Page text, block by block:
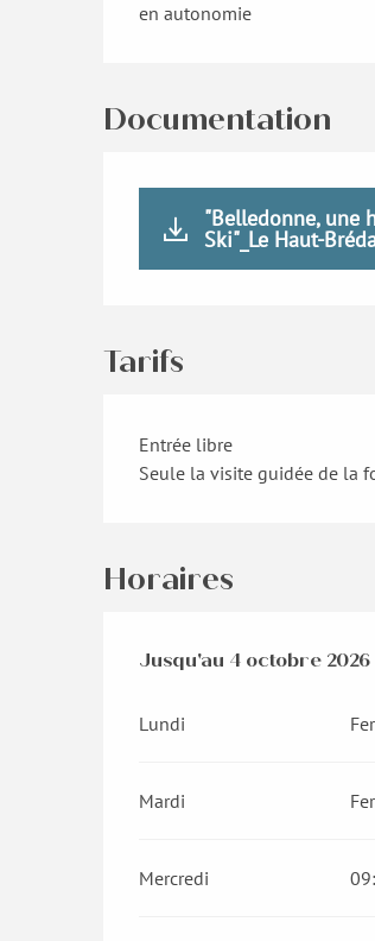
en autonomie
Documentation
"Belledonne, une
Ski"_Le Haut-
Tarifs
Entrée libre
Seule la visite guidée de la
Horaires
Du23 mai 2026au4
Jusqu'au 4 octobre 2026
Lundi
Mardi
Mercredi